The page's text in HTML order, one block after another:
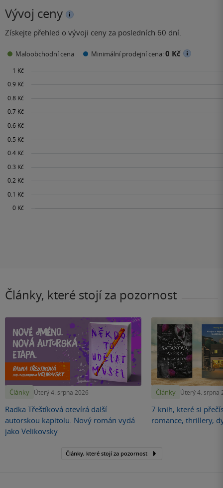
Vývoj ceny
Získejte přehled o vývoji ceny za posledních 60 dní.
Maloobchodní cena Minimální prodejní cena:0 Kč
Články, které stojí za pozornost
Články Úterý 4. srpna 2026
Radka Třeštíková otevírá další
autorskou kapitolu. Nový román vydá
jako Velikovsky
Články Úterý 4. srpna
7 knih, které si
romance, thrillery,
Články, které stojí za pozornost